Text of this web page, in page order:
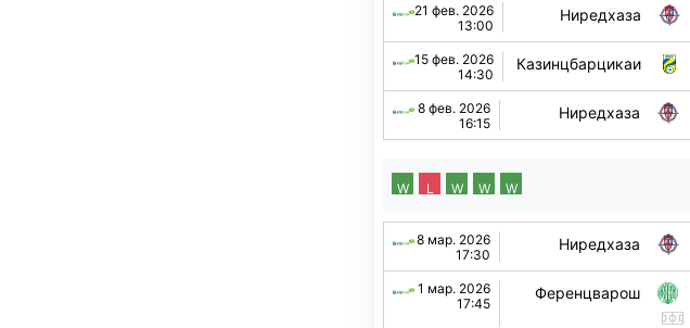
21 фев. 2026
13:00
Ниредхаза
15 фев. 2026
14:30
Казинцбарцикаи
8 фев. 2026
16:15
Ниредхаза
W L W W W
8 мар. 2026
17:30
Ниредхаза
1 мар. 2026
17:45
Ференцварош